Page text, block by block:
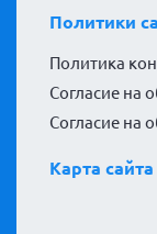
Политики
Политика
Согласие на
Согласие на
Карта сайта